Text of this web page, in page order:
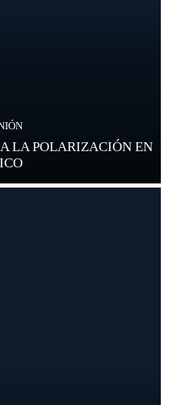
LA POLARIZACIÓN EN